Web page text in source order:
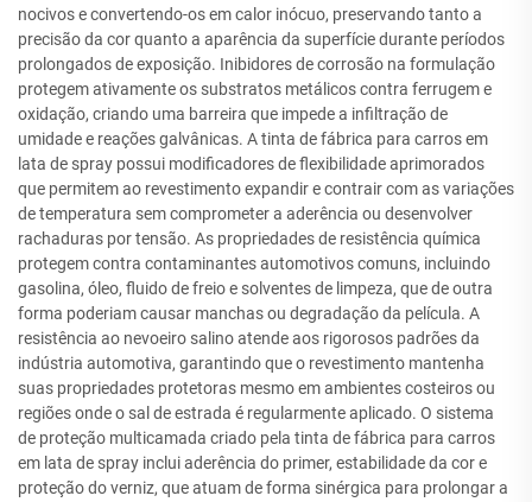
nocivos e convertendo-os em calor inócuo, preservando tanto a
precisão da cor quanto a aparência da superfície durante períodos
prolongados de exposição. Inibidores de corrosão na formulação
protegem ativamente os substratos metálicos contra ferrugem e
oxidação, criando uma barreira que impede a infiltração de
umidade e reações galvânicas. A tinta de fábrica para carros em
lata de spray possui modificadores de flexibilidade aprimorados
que permitem ao revestimento expandir e contrair com as variações
de temperatura sem comprometer a aderência ou desenvolver
rachaduras por tensão. As propriedades de resistência química
protegem contra contaminantes automotivos comuns, incluindo
gasolina, óleo, fluido de freio e solventes de limpeza, que de outra
forma poderiam causar manchas ou degradação da película. A
resistência ao nevoeiro salino atende aos rigorosos padrões da
indústria automotiva, garantindo que o revestimento mantenha
suas propriedades protetoras mesmo em ambientes costeiros ou
regiões onde o sal de estrada é regularmente aplicado. O sistema
de proteção multicamada criado pela tinta de fábrica para carros
em lata de spray inclui aderência do primer, estabilidade da cor e
proteção do verniz, que atuam de forma sinérgica para prolongar a